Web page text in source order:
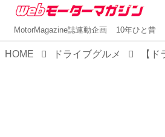
MotorMagazine誌連動企画 10年ひと昔
HOME ドライブグルメ